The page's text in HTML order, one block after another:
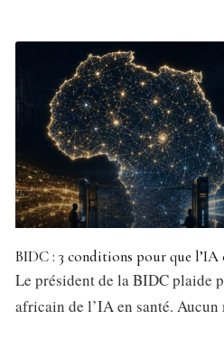
BIDC : 3 conditions pour que l’IA
Le président de la BIDC plaide
africain de l’IA en santé.